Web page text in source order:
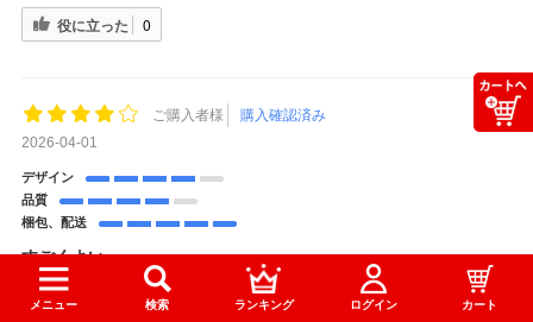
役に立った 0
ご購入者様
購入確認済み
2026-04-01
デザイン
品質
梱包、配送
すごくよい
事務所に置いてます
メニュー 検索 ランキング ログイン カート